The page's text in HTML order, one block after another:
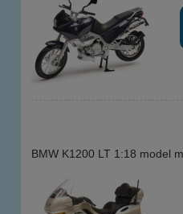
BMW K1200 LT 1:18 model